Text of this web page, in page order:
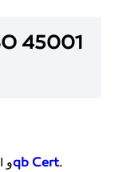
شركات تدريب دولية معتمدة مثل BSI وqb Cert.